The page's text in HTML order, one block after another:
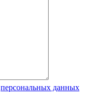
персональных данных